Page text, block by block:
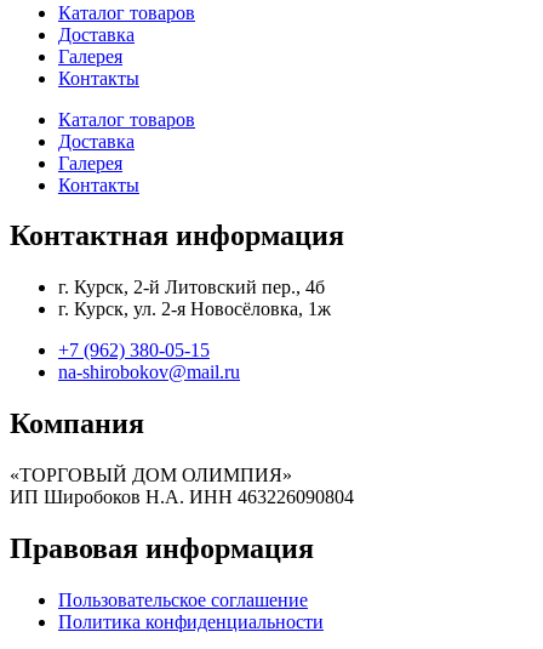
Каталог товаров
Доставка
Галерея
Контакты
Каталог товаров
Доставка
Галерея
Контакты
Контактная информация
г. Курск, 2-й Литовский пер., 4б
г. Курск, ул. 2-я Новосёловка, 1ж
+7 (962) 380-05-15
na-shirobokov@mail.ru
Компания
«ТОРГОВЫЙ ДОМ ОЛИМПИЯ»
ИП Широбоков Н.А. ИНН 463226090804
Правовая информация
Пользовательское соглашение
Политика конфиденциальности